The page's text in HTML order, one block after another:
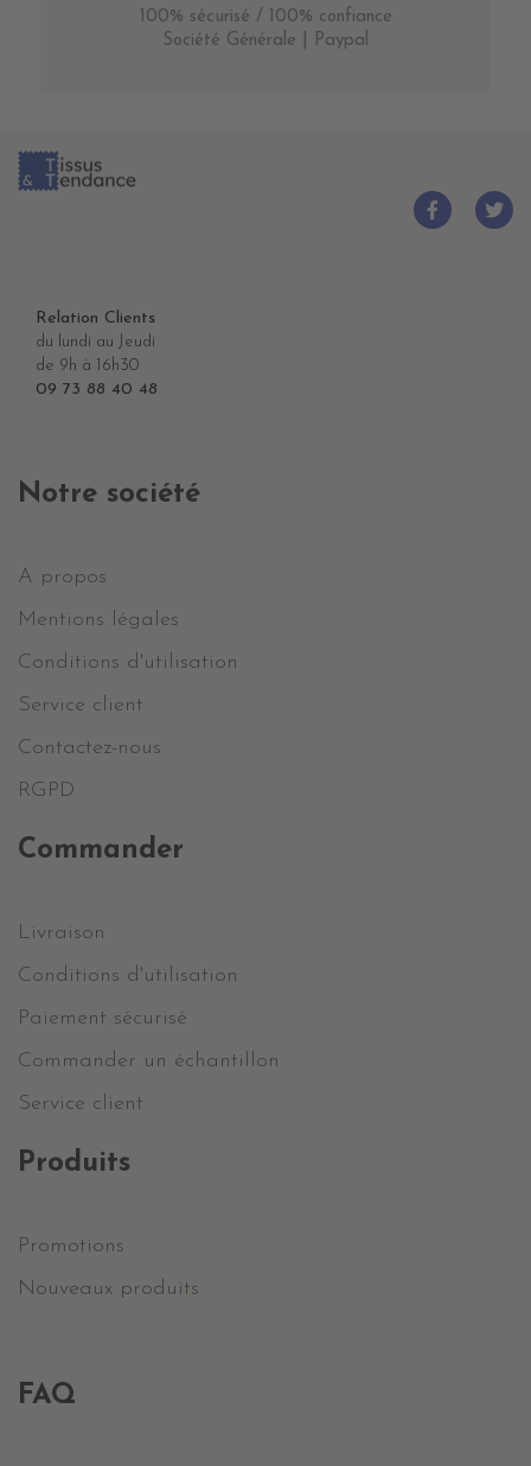
100% sécurisé / 100% confiance
Société Générale | Paypal
Relation Clients
du lundi au Jeudi
de 9h à 16h30
09 73 88 40 48
Notre société
A propos
Mentions légales
Conditions d'utilisation
Service client
Contactez-nous
RGPD
Commander
Livraison
Conditions d'utilisation
Paiement sécurisé
Commander un échantillon
Service client
Produits
Promotions
Nouveaux produits
FAQ